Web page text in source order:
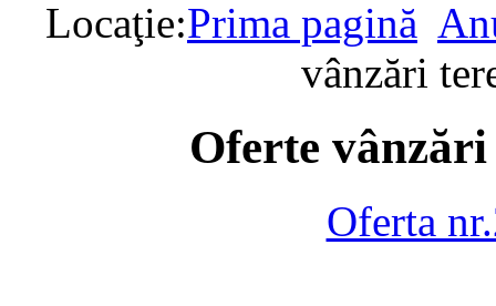
Locaţie:Prima pagină
vânzări
Oferte
Oferta